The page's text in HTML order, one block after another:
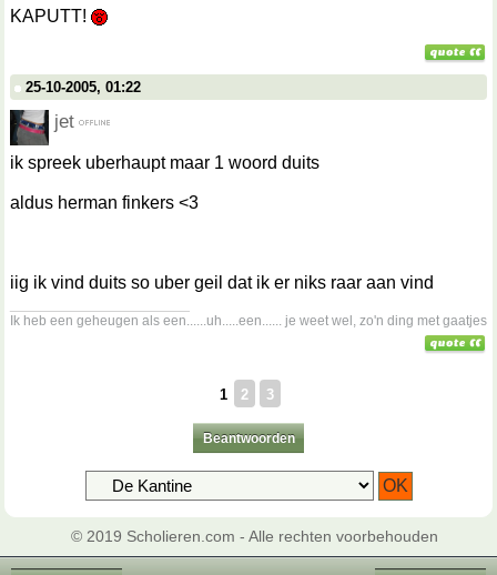
KAPUTT!
25-10-2005, 01:22
jet
ik spreek uberhaupt maar 1 woord duits
aldus herman finkers <3
iig ik vind duits so uber geil dat ik er niks raar aan vind
Ik heb een geheugen als een......uh.....een...... je weet wel, zo'n ding met gaatjes
1 2 3
Beantwoorden
© 2019 Scholieren.com - Alle rechten voorbehouden